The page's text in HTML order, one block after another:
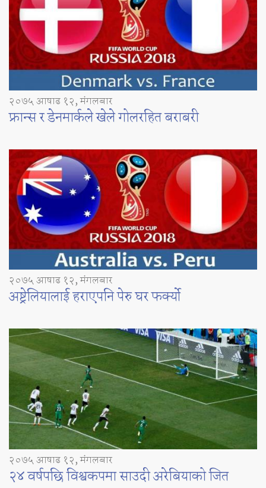
२०७५ आषाढ १२, मंगलबार
फ्रान्स र डेनमार्कले खेले गोलरहित बराबरी
२०७५ आषाढ १२, मंगलबार
अष्ट्रेलियालाई हराएपनि पेरु घर फर्क्यो
२०७५ आषाढ १२, मंगलबार
२४ वर्षपछि विश्वकपमा साउदी अरेबियाको जित